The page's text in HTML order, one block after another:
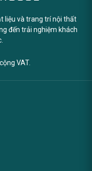
liệu và trang trí nội thất
đến trải nghiệm khách
VAT.